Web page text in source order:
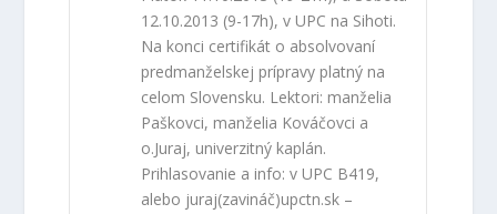
12.10.2013 (9-17h), v UPC na Sihoti.
Na konci certifikát o absolvovaní
predmanželskej prípravy platný na
celom Slovensku. Lektori: manželia
Paškovci, manželia Kováčovci a
o.Juraj, univerzitný kaplán.
Prihlasovanie a info: v UPC B419,
alebo juraj(zavináč)upctn.sk –